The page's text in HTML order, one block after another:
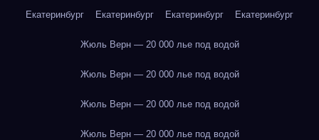
Екатеринбург Екатеринбург Екатеринбург Екатеринбург
Жюль Верн — 20 000 лье под водой
Жюль Верн — 20 000 лье под водой
Жюль Верн — 20 000 лье под водой
Жюль Верн — 20 000 лье под водой